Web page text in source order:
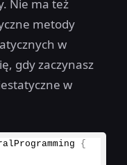
Nie ma też
metody
w
gdy zaczynasz
w
{